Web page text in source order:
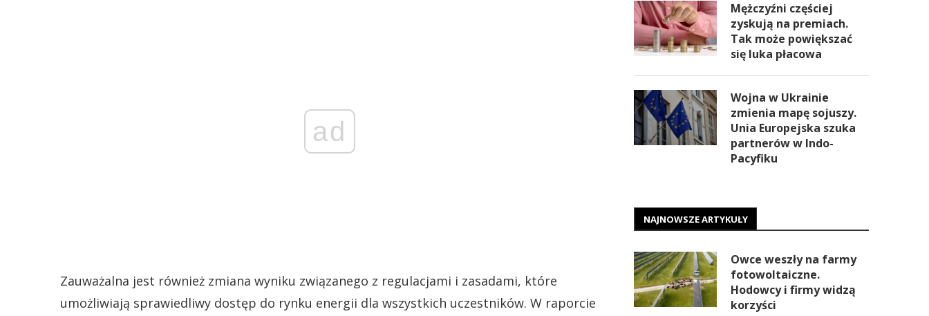
ad
Zauważalna jest również zmiana wyniku związanego z regulacjami i zasadami, które
umożliwiają sprawiedliwy dostęp do rynku energii dla wszystkich uczestników. W raporcie
Mężczyźni częściej
zyskują na premiach.
Tak może powiększać
się luka płacowa
Wojna w Ukrainie
zmienia mapę sojuszy.
Unia Europejska szuka
partnerów w Indo-
Pacyfiku
NAJNOWSZE ARTYKUŁY
Owce weszły na farmy
fotowoltaiczne.
Hodowcy i firmy widzą
korzyści